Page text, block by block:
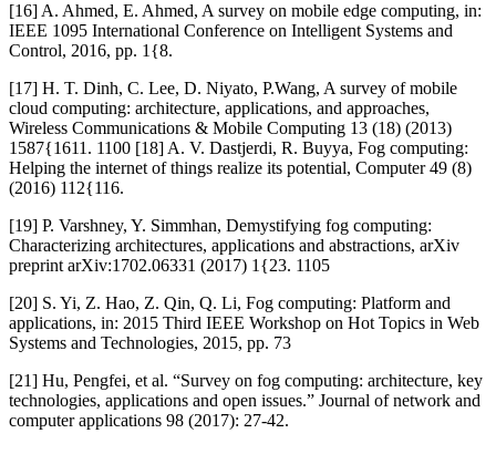
[16] A. Ahmed, E. Ahmed, A survey on mobile edge computing, in:
IEEE 1095 International Conference on Intelligent Systems and
Control, 2016, pp. 1{8.
[17] H. T. Dinh, C. Lee, D. Niyato, P.Wang, A survey of mobile
cloud computing: architecture, applications, and approaches,
Wireless Communications & Mobile Computing 13 (18) (2013)
1587{1611. 1100 [18] A. V. Dastjerdi, R. Buyya, Fog computing:
Helping the internet of things realize its potential, Computer 49 (8)
(2016) 112{116.
[19] P. Varshney, Y. Simmhan, Demystifying fog computing:
Characterizing architectures, applications and abstractions, arXiv
preprint arXiv:1702.06331 (2017) 1{23. 1105
[20] S. Yi, Z. Hao, Z. Qin, Q. Li, Fog computing: Platform and
applications, in: 2015 Third IEEE Workshop on Hot Topics in Web
Systems and Technologies, 2015, pp. 73
[21] Hu, Pengfei, et al. “Survey on fog computing: architecture, key
technologies, applications and open issues.” Journal of network and
computer applications 98 (2017): 27-42.